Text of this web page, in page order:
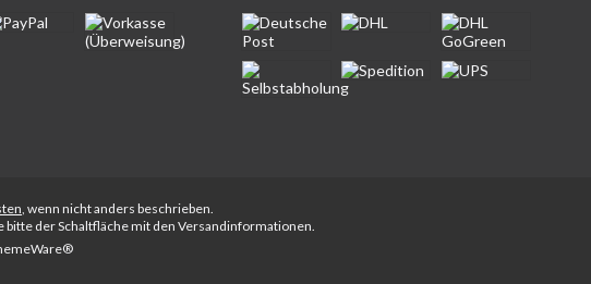
, wenn nicht anders beschrieben.
der Schaltfläche mit den Versandinformationen.